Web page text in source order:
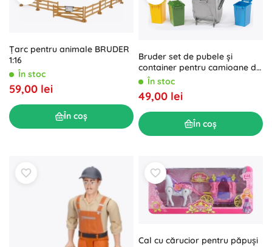
Țarc pentru animale BRUDER
1:16
În stoc
59,00 lei
În coș
Bruder set de pubele și
container pentru camioane de
gunoi 1:16
În stoc
49,00 lei
În coș
Cal cu cărucior pentru păpuși